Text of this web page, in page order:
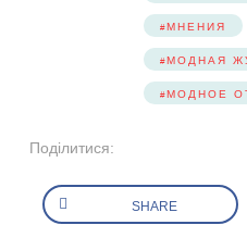
МНЕНИЯ
МОДНАЯ
МОДНОЕ
Поділитися:
SHARE